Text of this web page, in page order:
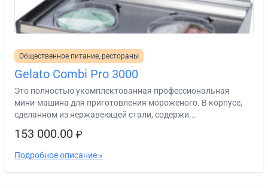
Общественное питание, рестораны
Gelato Combi Pro 3000
Это полностью укомплектованная профессиональная
мини-машина для приготовления мороженого. В корпусе,
сделанном из нержавеющей стали, содержи...
153 000.00 ₽
Подробное описание »